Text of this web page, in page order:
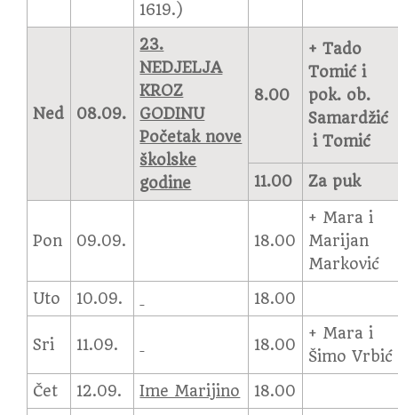
1619.)
Ned 08.09.
23.
NEDJELJA
KROZ
GODINU
Početak nove
školske
godine
8.00
+ Tado
Tomić i
pok. ob.
Samardžić
i Tomić
11.00 Za puk
Pon 09.09. 18.00
+ Mara i
Marijan
Marković
Uto
10.09. 18.00
Sri 11.09. 18.00
+ Mara i
Šimo Vrbić
Čet
12.09. Ime Marijino 18.00